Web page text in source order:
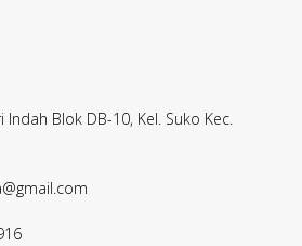
Blok DB-10, Kel. Suko Kec.